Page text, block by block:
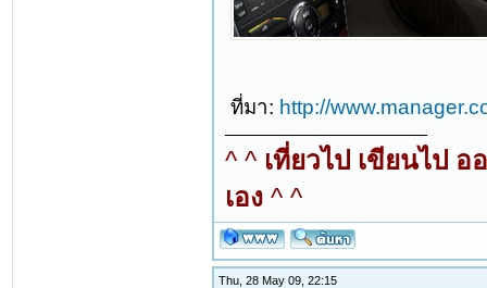
ที่มา: http://
^ ^ เที่ยวไป เขียนไป
เอง ^ ^
Thu, 28 May 09, 22:15